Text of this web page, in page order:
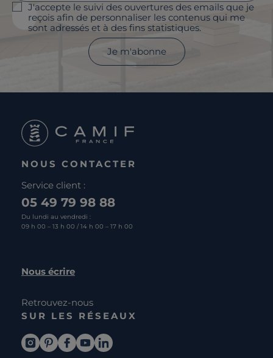
J'accepte le suivi des ouvertures des emails que je
reçois afin de personnaliser les contenus qui me
sont adressés et à des fins statistiques.
Je m'abonne
NOUS CONTACTER
Service client :
05 49 79 98 88
Du lundi au vendredi :
09 h 00 – 13 h 00 / 14 h 00 – 17 h 00
Nous écrire
Retrouvez-nous
SUR LES RÉSEAUX